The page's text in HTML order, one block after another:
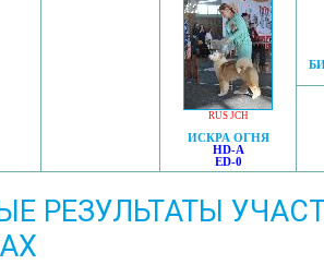
RUS JCH
ИСКРА ОГНЯ
HD-A
ED-0
РЕЗУЛЬТАТЫ